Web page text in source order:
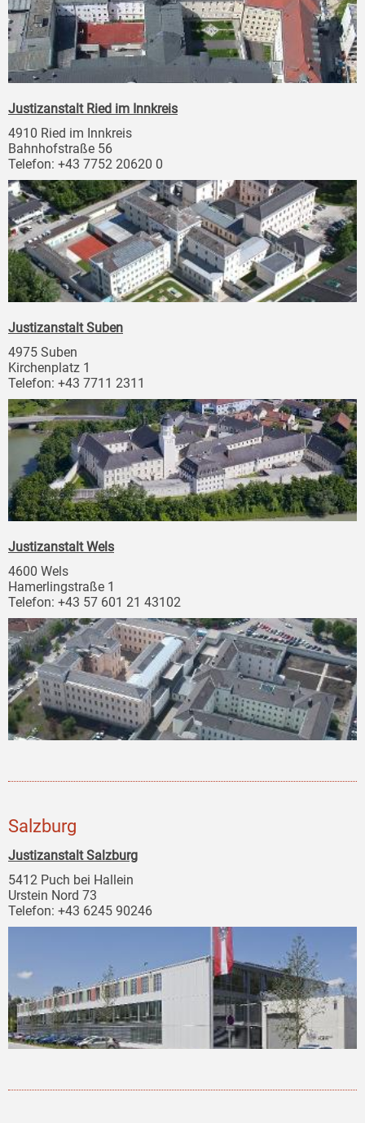
Justizanstalt Ried im Innkreis
4910 Ried im Innkreis
Bahnhofstraße 56
Telefon: +43 7752 20620 0
Justizanstalt Suben
4975 Suben
Kirchenplatz 1
Telefon: +43 7711 2311
Justizanstalt Wels
4600 Wels
Hamerlingstraße 1
Telefon: +43 57 601 21 43102
Salzburg
Justizanstalt Salzburg
5412 Puch bei Hallein
Urstein Nord 73
Telefon: +43 6245 90246